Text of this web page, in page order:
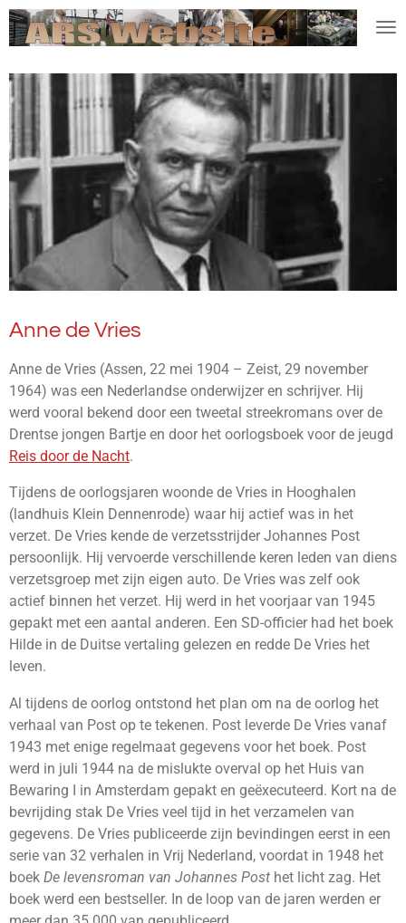
Ga
direct
de
hoofdinhoud
Anne de Vries
Anne de Vries (Assen, 22 mei 1904 – Zeist, 29 november
1964) was een Nederlandse onderwijzer en schrijver. Hij
werd vooral bekend door een tweetal streekromans over de
Drentse jongen Bartje en door het oorlogsboek voor de jeugd
Reis door de Nacht.
Tijdens de oorlogsjaren woonde de Vries in Hooghalen
(landhuis Klein Dennenrode) waar hij actief was in het
verzet. De Vries kende de verzetsstrijder Johannes Post
persoonlijk. Hij vervoerde verschillende keren leden van diens
verzetsgroep met zijn eigen auto. De Vries was zelf ook
actief binnen het verzet. Hij werd in het voorjaar van 1945
gepakt met een aantal anderen. Een SD-officier had het boek
Hilde in de Duitse vertaling gelezen en redde De Vries het
leven.
Al tijdens de oorlog ontstond het plan om na de oorlog het
verhaal van Post op te tekenen. Post leverde De Vries vanaf
1943 met enige regelmaat gegevens voor het boek. Post
werd in juli 1944 na de mislukte overval op het Huis van
Bewaring I in Amsterdam gepakt en geëxecuteerd. Kort na de
bevrijding stak De Vries veel tijd in het verzamelen van
gegevens. De Vries publiceerde zijn bevindingen eerst in een
serie van 32 verhalen in Vrij Nederland, voordat in 1948 het
boek De levensroman van Johannes Post het licht zag. Het
boek werd een bestseller. In de loop van de jaren werden er